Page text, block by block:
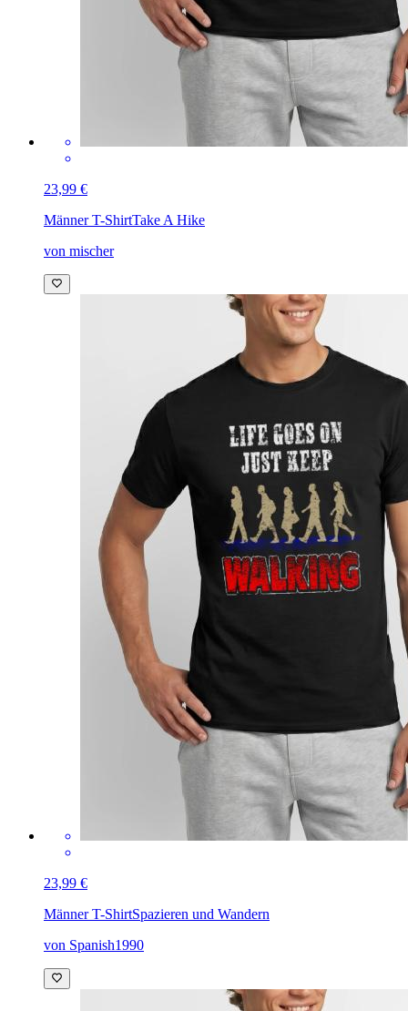
23,99 €
Männer T-ShirtTake A Hike
von mischer
23,99 €
Männer T-ShirtSpazieren und Wandern
von Spanish1990